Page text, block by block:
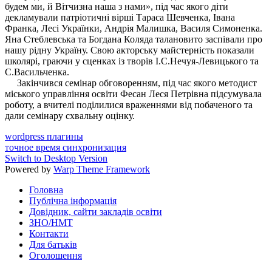
будем ми, й Вітчизна наша з нами», під час якого діти
декламували патріотичні вірші Тараса Шевченка, Івана
Франка, Лесі Українки, Андрія Малишка, Василя Симоненка.
Яна Стеблевська та Богдана Коляда талановито заспівали про
нашу рідну Україну. Свою акторську майстерність показали
школярі, граючи у сценках із творів І.С.Нечуя-Левицького та
С.Васильченка.
Закінчився семінар обговоренням, під час якого методист
міського управління освіти Фесан Леся Петрівна підсумувала
роботу, а вчителі поділилися враженнями від побаченого та
дали семінару схвальну оцінку.
wordpress плагины
точное время синхронизация
Switch to Desktop Version
Powered by Warp Theme Framework
Головна
Публічна інформація
Довідник, сайти закладів освіти
ЗНО/НМТ
Контакти
Для батьків
Оголошення